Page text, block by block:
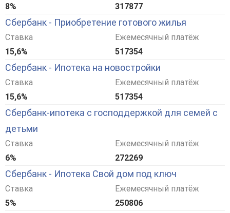
8%
317877
Сбербанк - Приобретение готового жилья
Ставка
15,6%
Ежемесячный платёж
517354
Сбербанк - Ипотека на новостройки
Ставка
15,6%
Ежемесячный платёж
517354
Сбербанк-ипотека с господдержкой для семей с
детьми
Ставка
6%
Ежемесячный платёж
272269
Сбербанк - Ипотека Свой дом под ключ
Ставка
5%
Ежемесячный платёж
250806